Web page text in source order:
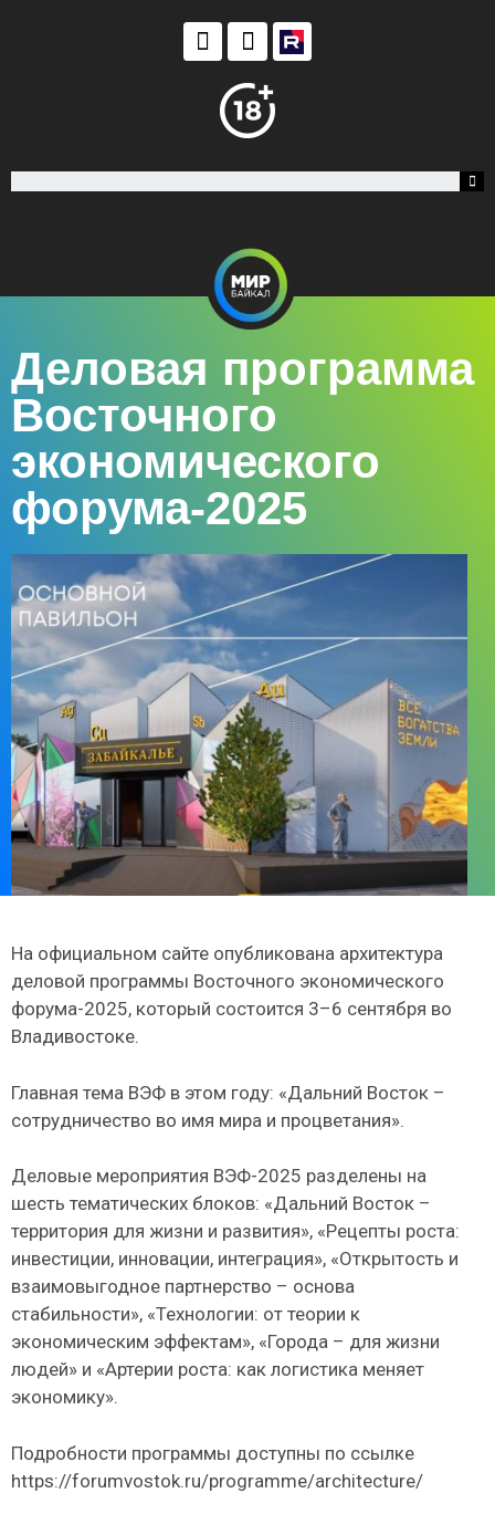
Деловая программа
Восточного
экономического
форума-2025
На официальном сайте опубликована архитектура
деловой программы Восточного экономического
форума-2025, который состоится 3–6 сентября во
Владивостоке.
Главная тема ВЭФ в этом году: «Дальний Восток –
сотрудничество во имя мира и процветания».
Деловые мероприятия ВЭФ-2025 разделены на
шесть тематических блоков: «Дальний Восток –
территория для жизни и развития», «Рецепты роста:
инвестиции, инновации, интеграция», «Открытость и
взаимовыгодное партнерство – основа
стабильности», «Технологии: от теории к
экономическим эффектам», «Города – для жизни
людей» и «Артерии роста: как логистика меняет
экономику».
Подробности программы доступны по ссылке
https://forumvostok.ru/programme/architecture/